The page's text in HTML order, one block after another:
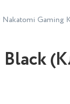
Nakatomi
Black